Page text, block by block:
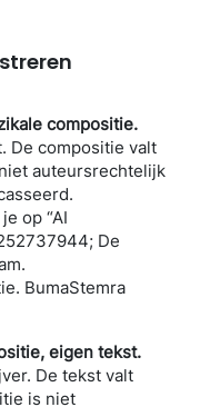
compositie.
. De compositie valt
auteursrechtelijk
op “AI
; De
BumaStemra
eigen tekst.
. De tekst valt
is niet